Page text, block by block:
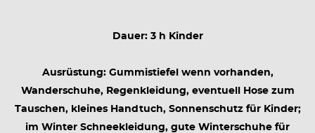
Dauer: 3 h Kinder
Ausrüstung: Gummistiefel wenn vorhanden,
Wanderschuhe, Regenkleidung, eventuell Hose zum
Tauschen, kleines Handtuch, Sonnenschutz für Kinder;
im Winter Schneekleidung, gute Winterschuhe für